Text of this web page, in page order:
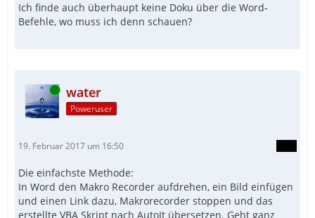
Ich finde auch überhaupt keine Doku über die Word-
Befehle, wo muss ich denn schauen?
Online water
Poweruser
19. Februar 2017 um 16:50
Die einfachste Methode:
In Word den Makro Recorder aufdrehen, ein Bild einfügen
und einen Link dazu, Makrorecorder stoppen und das
erstellte VBA Skript nach AutoIt übersetzen. Geht ganz